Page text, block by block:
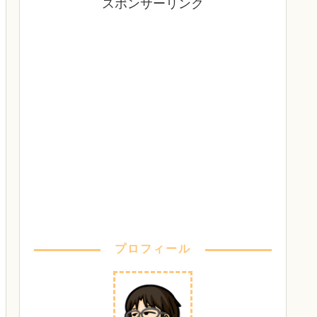
スポンサーリンク
プロフィール